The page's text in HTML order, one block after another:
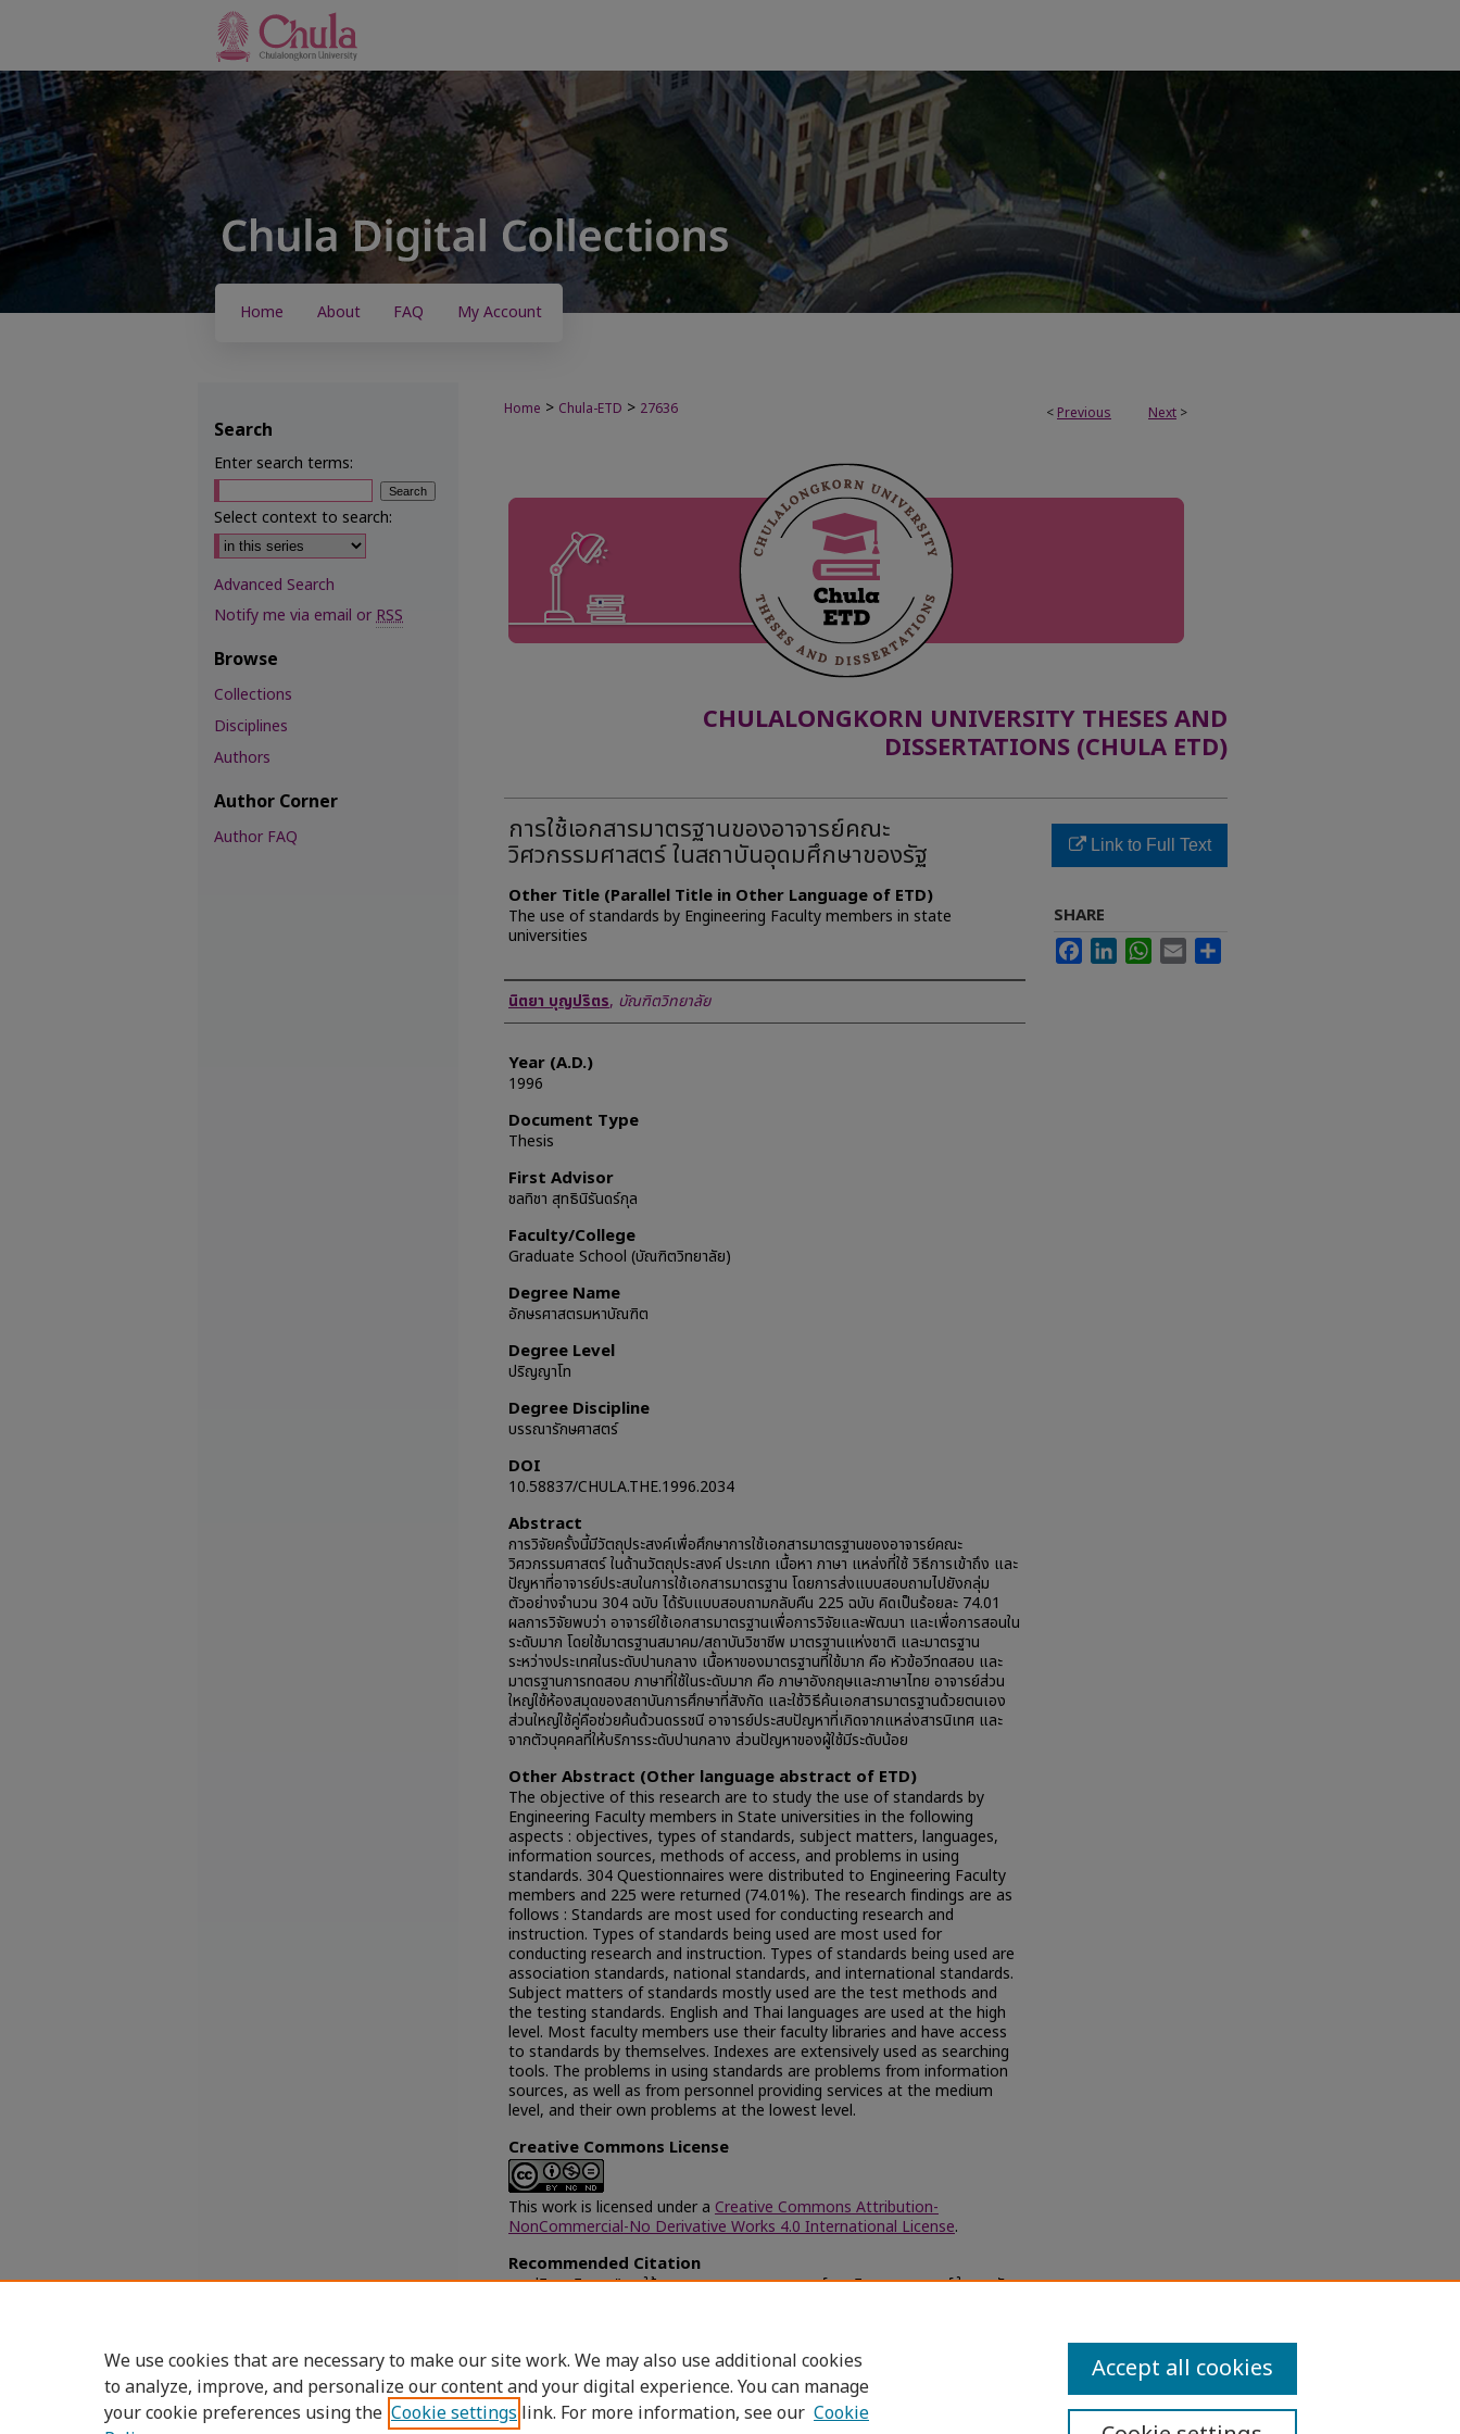
Home About FAQ My Account
< Previous Next >
Home > Chula-ETD > 27636
CHULALONGKORN UNIVERSITY THESES AND
DISSERTATIONS (CHULA ETD)
การใช้เอกสารมาตรฐานของอาจารย์คณะ
วิศวกรรมศาสตร์ ในสถาบันอุดมศึกษาของรัฐ
Other Title (Parallel Title in Other Language of ETD)
The use of standards by Engineering Faculty members in state
universities
Author
นิตยา บุญปริตร, บัณฑิตวิทยาลัย
Year (A.D.)
1996
Document Type
Thesis
First Advisor
ชลทิชา สุทธินิรันดร์กุล
Faculty/College
Graduate School (บัณฑิตวิทยาลัย)
Degree Name
อักษรศาสตรมหาบัณฑิต
Degree Level
ปริญญาโท
Degree Discipline
บรรณารักษศาสตร์
DOI
10.58837/CHULA.THE.1996.2034
Abstract
การวิจัยครั้งนี้มีวัตถุประสงค์เพื่อศึกษาการใช้เอกสารมาตรฐานของอาจารย์คณะ
วิศวกรรมศาสตร์ ในด้านวัตถุประสงค์ ประเภท เนื้อหา ภาษา แหล่งที่ใช้ วิธีการเข้าถึง และ
ปัญหาที่อาจารย์ประสบในการใช้เอกสารมาตรฐาน โดยการส่งแบบสอบถามไปยังกลุ่ม
ตัวอย่างจำนวน 304 ฉบับ ได้รับแบบสอบถามกลับคืน 225 ฉบับ คิดเป็นร้อยละ 74.01
ผลการวิจัยพบว่า อาจารย์ใช้เอกสารมาตรฐานเพื่อการวิจัยและพัฒนา และเพื่อการสอนใน
ระดับมาก โดยใช้มาตรฐานสมาคม/สถาบันวิชาชีพ มาตรฐานแห่งชาติ และมาตรฐาน
ระหว่างประเทศในระดับปานกลาง เนื้อหาของมาตรฐานที่ใช้มาก คือ หัวข้อวีทดสอบ และ
มาตรฐานการทดสอบ ภาษาที่ใช้ในระดับมาก คือ ภาษาอังกฤษและภาษาไทย อาจารย์ส่วน
ใหญ่ใช้ห้องสมุดของสถาบันการศึกษาที่สังกัด และใช้วิธีค้นเอกสารมาตรฐานด้วยตนเอง
ส่วนใหญ่ใช้คู่คือช่วยค้นด้วนดรรชนี อาจารย์ประสบปัญหาที่เกิดจากแหล่งสารนิเทศ และ
จากตัวบุคคลที่ให้บริการระดับปานกลาง ส่วนปัญหาของผู้ใช้มีระดับน้อย
Other Abstract (Other language abstract of ETD)
The objective of this research are to study the use of standards by
Engineering Faculty members in State universities in the following
aspects : objectives, types of standards, subject matters, languages,
information sources, methods of access, and problems in using
standards. 304 Questionnaires were distributed to Engineering Faculty
members and 225 were returned (74.01%). The research findings are as
follows : Standards are most used for conducting research and
instruction. Types of standards being used are most used for
conducting research and instruction. Types of standards being used are
association standards, national standards, and international standards.
Subject matters of standards mostly used are the test methods and
the testing standards. English and Thai languages are used at the high
level. Most faculty members use their faculty libraries and have access
to standards by themselves. Indexes are extensively used as searching
tools. The problems in using standards are problems from information
sources, as well as from personnel providing services at the medium
level, and their own problems at the lowest level.
Creative Commons License
This work is licensed under a Creative Commons Attribution-
NonCommercial-No Derivative Works 4.0 International License.
Recommended Citation
บุญปริตร, นิตยา, "การใช้เอกสารมาตรฐานของอาจารย์คณะวิศวกรรมศาสตร์ ในสถาบัน
Link to Full Text
SHARE
FacebookLinkedInWhatsApp
Email
Search
Enter search terms:
Select context to search:
Advanced Search
Notify me via email orRSS
Browse
Collections
Disciplines
Authors
Author Corner
Author FAQ
We use cookies that are necessary to make our site work. We may also use additional cookies
to analyze, improve, and personalize our content and your digital experience. You can manage
your cookie preferences using the Cookie settings link. For more information, see our Cookie
Accept all cookies